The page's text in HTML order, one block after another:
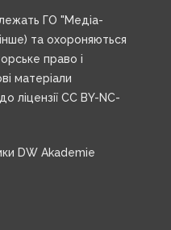
ГО "Медіа-
та охороняються
право і
матеріали
ліцензії CC BY-NC-
DW Akademie